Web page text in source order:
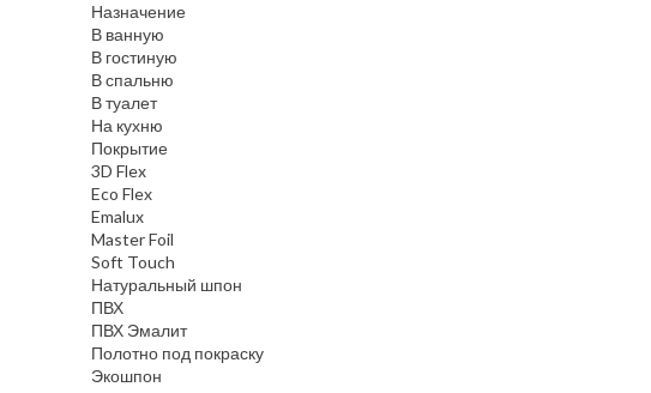
Назначение
В ванную
В гостиную
В спальню
В туалет
На кухню
Покрытие
3D Flex
Eco Flex
Emalux
Master Foil
Soft Touch
Натуральный шпон
ПВХ
ПВХ Эмалит
Полотно под покраску
Экошпон